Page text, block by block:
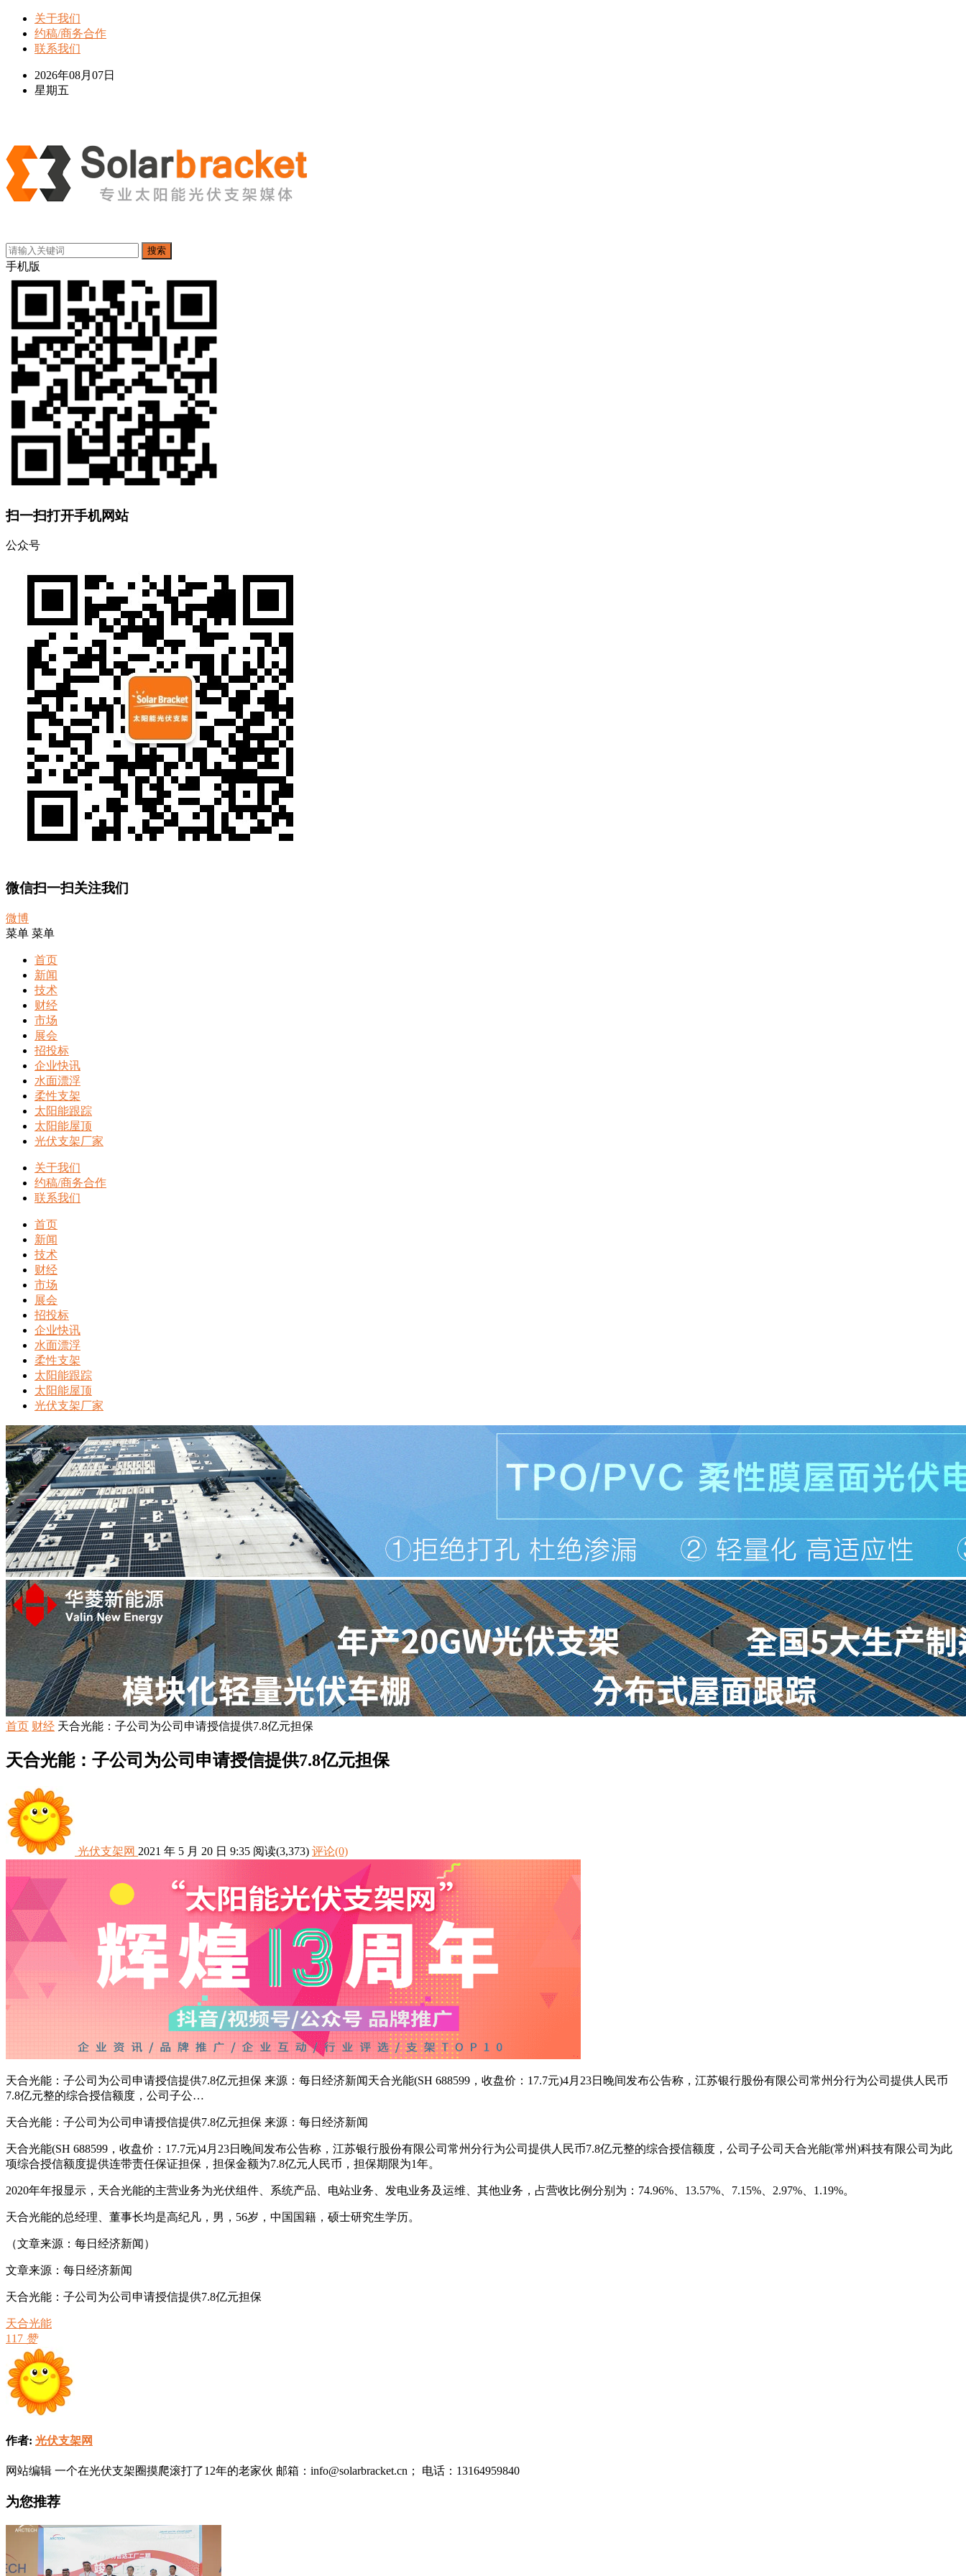
关于我们
约稿/商务合作
联系我们
2026年08月07日
星期五
搜索
手机版
扫一扫打开手机网站
公众号
微信扫一扫关注我们
微博
菜单 菜单
首页
新闻
技术
财经
市场
展会
招投标
企业快讯
水面漂浮
柔性支架
太阳能跟踪
太阳能屋顶
光伏支架厂家
关于我们
约稿/商务合作
联系我们
首页
新闻
技术
财经
市场
展会
招投标
企业快讯
水面漂浮
柔性支架
太阳能跟踪
太阳能屋顶
光伏支架厂家
首页 财经 天合光能：子公司为公司申请授信提供7.8亿元担保
天合光能：子公司为公司申请授信提供7.8亿元担保
光伏支架网 2021 年 5 月 20 日 9:35 阅读(3,373) 评论(0)
天合光能：子公司为公司申请授信提供7.8亿元担保 来源：每日经济新闻天合光能(SH 688599，收盘价：17.7元)4月23日晚间发布公告称，江苏银行股份有限公司常州分行为公司提供人民币
7.8亿元整的综合授信额度，公司子公…
天合光能 ：子公司为公司申请授信提供7.8亿元担保 来源：每日经济新闻
天合光能(SH 688599，收盘价：17.7元)4月23日晚间发布公告称， 江苏银行股份有限公司常州分行为公司提供人民币7.8亿元整的综合授信额度，公司子公司 天合光能(常州)科技有限公司为此
项综合授信额度提供连带责任保证担保 ，担保金额为7.8亿元人民币，担保期限为1年。
2020年年报显示， 天合光能的主营业务为光伏组件、系统产品、电站业务、发电业务及运维、其他业务，占营收比例分别为：74.96%、13.57%、7.15%、2.97%、1.19%。
天合光能的总经理、董事长均是高纪凡，男，56岁，中国国籍，硕士研究生学历。
（文章来源：每日经济新闻）
文章来源：每日经济新闻
天合光能：子公司为公司申请授信提供7.8亿元担保
天合光能
117 赞
作者: 光伏支架网
网站编辑 一个在光伏支架圈摸爬滚打了12年的老家伙 邮箱：info@solarbracket.cn； 电话：13164959840
为您推荐